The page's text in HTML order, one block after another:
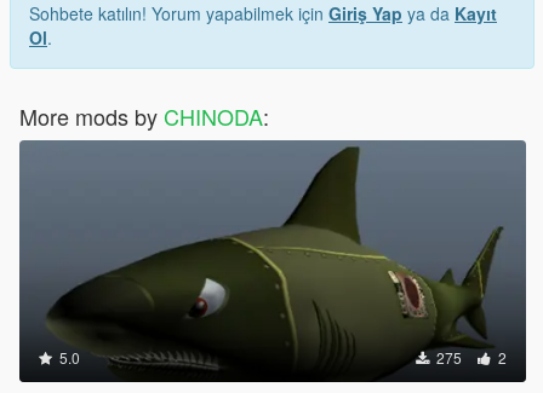
Sohbete katılın! Yorum yapabilmek için Giriş Yap ya da Kayıt
Ol.
More mods by CHINODA:
5.0 275 2